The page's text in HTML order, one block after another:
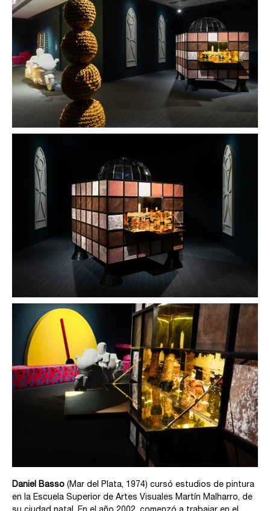
Daniel Basso (Mar del Plata, 1974) cursó estudios de pintura
en la Escuela Superior de Artes Visuales Martín Malharro, de